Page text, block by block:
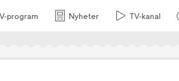
program Nyheter TV-kanal